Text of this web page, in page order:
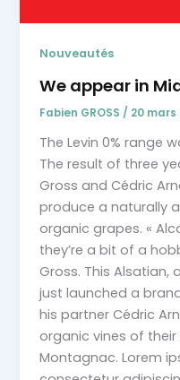
Nouveautés
We appear in
Fabien GROSS / 20 mars
The Levin 0% range
The result of three
Gross and Cédric
produce a naturally
organic grapes. «
they’re a bit of a
Gross. This Alsatian,
just launched a
his partner Cédric
organic vines of their
Montagnac. Lorem